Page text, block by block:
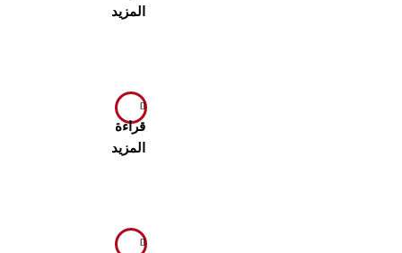
المزيد
قراءة
المزيد